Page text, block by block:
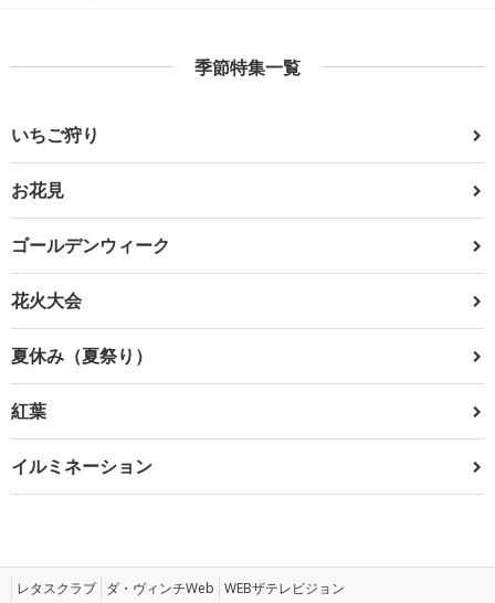
季節特集一覧
いちご狩り
お花見
ゴールデンウィーク
花火大会
夏休み（夏祭り）
紅葉
イルミネーション
レタスクラブ ダ・ヴィンチWeb WEBザテレビジョン